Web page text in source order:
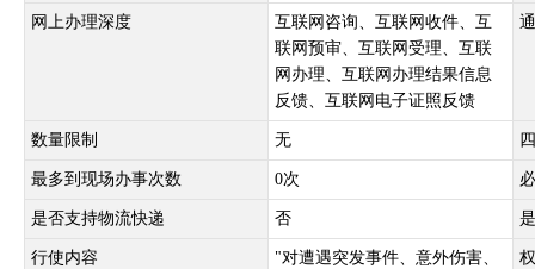
网上办理深度
互联网咨询、互联网收件、互
联网预审、互联网受理、互联
网办理、互联网办理结果信息
反馈、互联网电子证照反馈
数量限制 无
最多到现场办事次数 0次
是否支持物流快递 否
行使内容
"对遭遇突发事件、意外伤害、